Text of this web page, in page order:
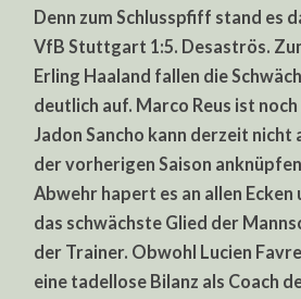
Denn zum Schlusspfiff stand es
VfB Stuttgart 1:5. Desaströs.
Erling Haaland fallen die
deutlich auf. Marco Reus ist
Jadon Sancho kann derzeit nicht
der vorherigen Saison
Abwehr hapert es an allen Ecken
das schwächste Glied der
der Trainer. Obwohl Lucien
eine tadellose Bilanz als Coach